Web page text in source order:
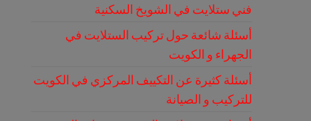
فني ستلايت في الشويخ السكنية
أسئلة شائعة حول تركيب الستلايت في
الجهراء و الكويت
أسئلة كثيرة عن التكييف المركزي في الكويت
للتركيب و الصيانة